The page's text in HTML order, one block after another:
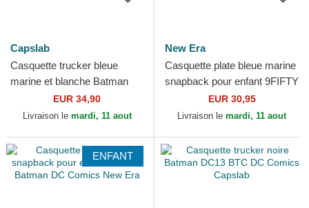
Capslab
Casquette trucker bleue
marine et blanche Batman
DC11 PUNB DC Comics
Capslab
EUR 34,90
Livraison le mardi, 11 aout
New Era
Casquette plate bleue marine
snapback pour enfant 9FIFTY
Superman DC Comics New
Era
EUR 30,95
Livraison le mardi, 11 aout
ENFANT